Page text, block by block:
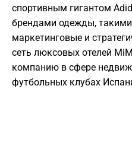
спортивным гигантом
брендами одежды,
маркетинговые и
сеть люксовых отелей
компанию в сфере
футбольных клубах